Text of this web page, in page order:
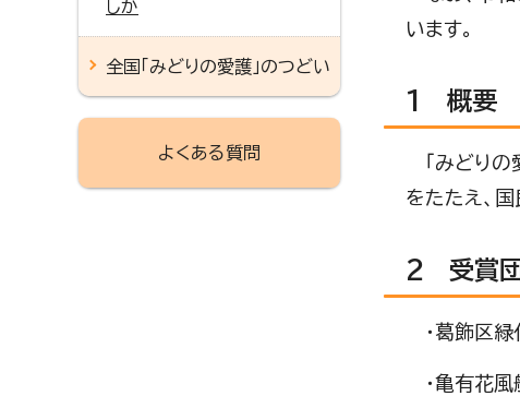
います。
1 概要
「みどりの
をたたえ、
2 受賞団
・葛飾区緑
・亀有花風
しか
全国「みどりの愛護」のつどい
よくある質問